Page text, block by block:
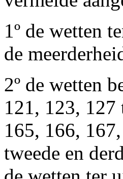
1º de wetten
de
2º de wetten
121, 123,
165, 166,
tweede en